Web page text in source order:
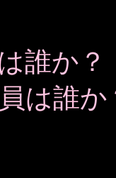
誰か？
は誰か